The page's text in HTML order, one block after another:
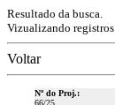
Resultado da busca.
Vizualizando registros
Voltar
Nº do Proj.:
66/25